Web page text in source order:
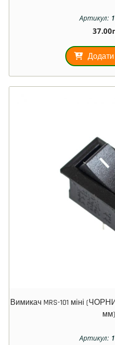
Артикул:
37.00
Вимикач MRS-101 міні
мм)
Артикул: